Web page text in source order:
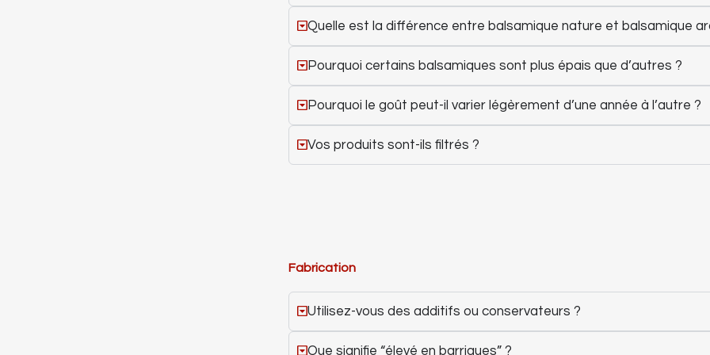
Quelle est la différence entre balsamique nature et balsamique
Pourquoi certains balsamiques sont plus épais que d’autres ?
Pourquoi le goût peut-il varier légèrement d’une année à l’autre ?
Vos produits sont-ils filtrés ?
Fabrication
Utilisez-vous des additifs ou conservateurs ?
Que signifie “élevé en barriques” ?